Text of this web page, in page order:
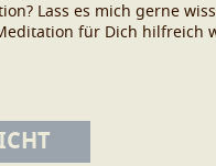
Lass es mich gerne
für Dich hilfreich